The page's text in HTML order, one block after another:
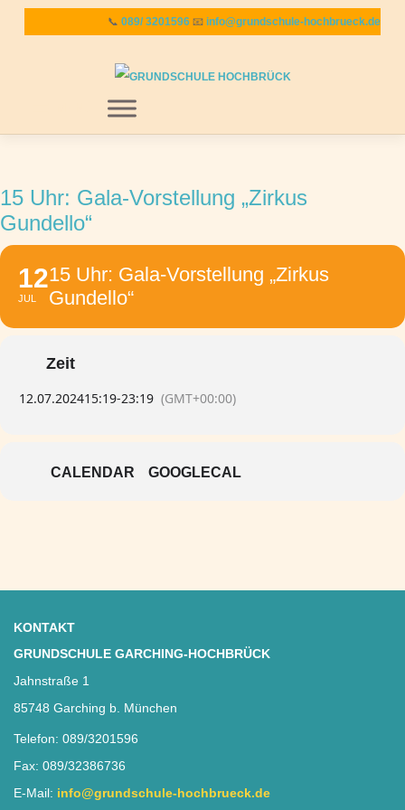
📞 089/ 3201596 📧 info@grundschule-hochbrueck.de
15 Uhr: Gala-Vorstellung „Zirkus
Gundello“
12
JUL
15 Uhr: Gala-Vorstellung „Zirkus
Gundello“
Zeit
12.07.202415:19-23:19 (GMT+00:00)
CALENDAR GOOGLECAL
KONTAKT
GRUNDSCHULE GARCHING-HOCHBRÜCK
Jahnstraße 1
85748 Garching b. München
Telefon: 089/3201596
Fax: 089/32386736
E-Mail: info@grundschule-hochbrueck.de